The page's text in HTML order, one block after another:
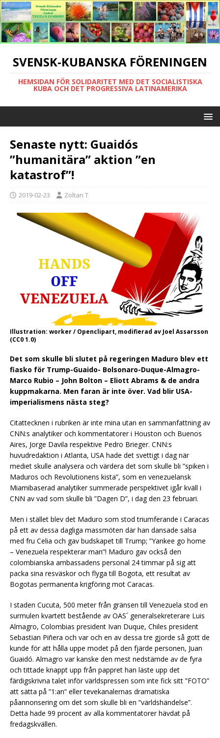
SVENSK-KUBANSKA FÖRENINGEN
HEMSIDAN FÖR SOLIDARITET MED DET SOCIALISTISKA
KUBA OCH DET PROGRESSIVA LATINAMERIKA
Senaste nytt: Guaidós
”humanitära” aktion ”en
katastrof”!
2019-02-23 Zoltan T
Illustration: worker / Openclipart, modifierad av Joel Assarsson
(CC0 1.0)
Det som skulle bli slutet på regeringen Maduro blev ett
fiasko för Trump-Guaido- Bolsonaro-Duque-Almagro-
Marco Rubio – John Bolton – Eliott Abrams & de andra
kuppmakarna. Men faran är inte över. Vad blir USA-
imperialismens nästa steg?
Citattecknen i rubriken är inte mina utan en sammanfattning av
CNN:s analytiker och kommentatorer i Houston och Buenos
Aires, Jorge Davila respektive Pedro Brieger. CNN:s
huvudredaktion i Atlanta, USA hade det svettigt i dag när
mediet skulle analysera och värdera det som skulle bli ”spiken i
Maduros och Revolutionens kista”, som en venezuelansk
Miamibaserad analytiker summerade perspektivet igår kväll i
CNN av vad som skulle bli ”Dagen D”, i dag den 23 februari.
Men i stället blev det Maduro som stod triumferande i Caracas
på ett av dessa dagliga massmöten där han dansade salsa
med fru Celia och gav budskapet till Trump; ”Yankee go home
– Venezuela respekterar man”! Maduro gav också den
colombianska ambassadens personal 24 timmar på sig att
packa sina resväskor och flyga till Bogota, ett resultat av
Bogotas permanenta krigföring mot Caracas.
I staden Cucuta, 500 meter från gränsen till Venezuela stod en
surmulen kvartett bestående av OAS´ generalsekreterare Luis
Almagro, Colombias president Ivan Duque, Chiles president
Sebastian Piñera och var och en av dessa tre gjorde så gott de
kunde för att hålla uppe modet på den fjärde personen, Juan
Guaidó. Almagro var kanske den mest nedstämde av de fyra
och tittade knappt upp från pappret han läste upp det
färdigskrivna talet inför världspressen som inte fick sitt ”FOTO”
att sätta på ”1:an” eller tevekanalernas dramatiska
påannonsering om det som skulle bli en ”världshändelse”.
Detta hade 99 procent av alla kommentatorer hävdat på
fredagskvällen.